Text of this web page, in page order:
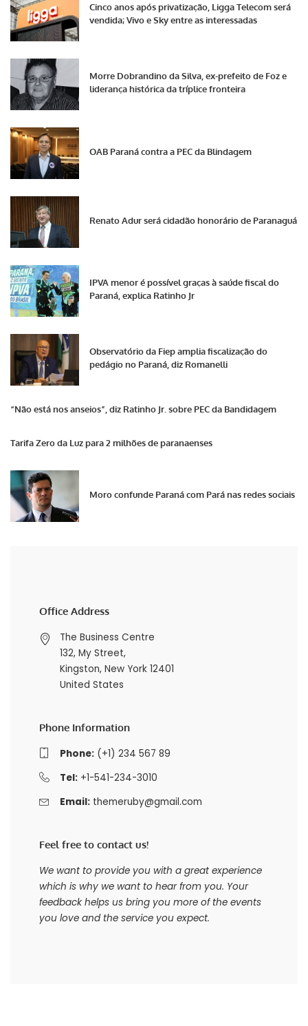
Cinco anos após privatização, Ligga Telecom será
vendida; Vivo e Sky entre as interessadas
Morre Dobrandino da Silva, ex-prefeito de Foz e
liderança histórica da tríplice fronteira
OAB Paraná contra a PEC da Blindagem
Renato Adur será cidadão honorário de Paranaguá
IPVA menor é possível graças à saúde fiscal do
Paraná, explica Ratinho Jr
Observatório da Fiep amplia fiscalização do
pedágio no Paraná, diz Romanelli
“Não está nos anseios”, diz Ratinho Jr. sobre PEC da Bandidagem
Tarifa Zero da Luz para 2 milhões de paranaenses
Moro confunde Paraná com Pará nas redes sociais
Office Address
The Business Centre
132, My Street,
Kingston, New York 12401
United States
Phone Information
Phone:(+1) 234 567 89
Tel:+1-541-234-3010
Email: themeruby@gmail.com
Feel free to contact us!
We want to provide you with a great experience
which is why we want to hear from you. Your
feedback helps us bring you more of the events
you love and the service you expect.